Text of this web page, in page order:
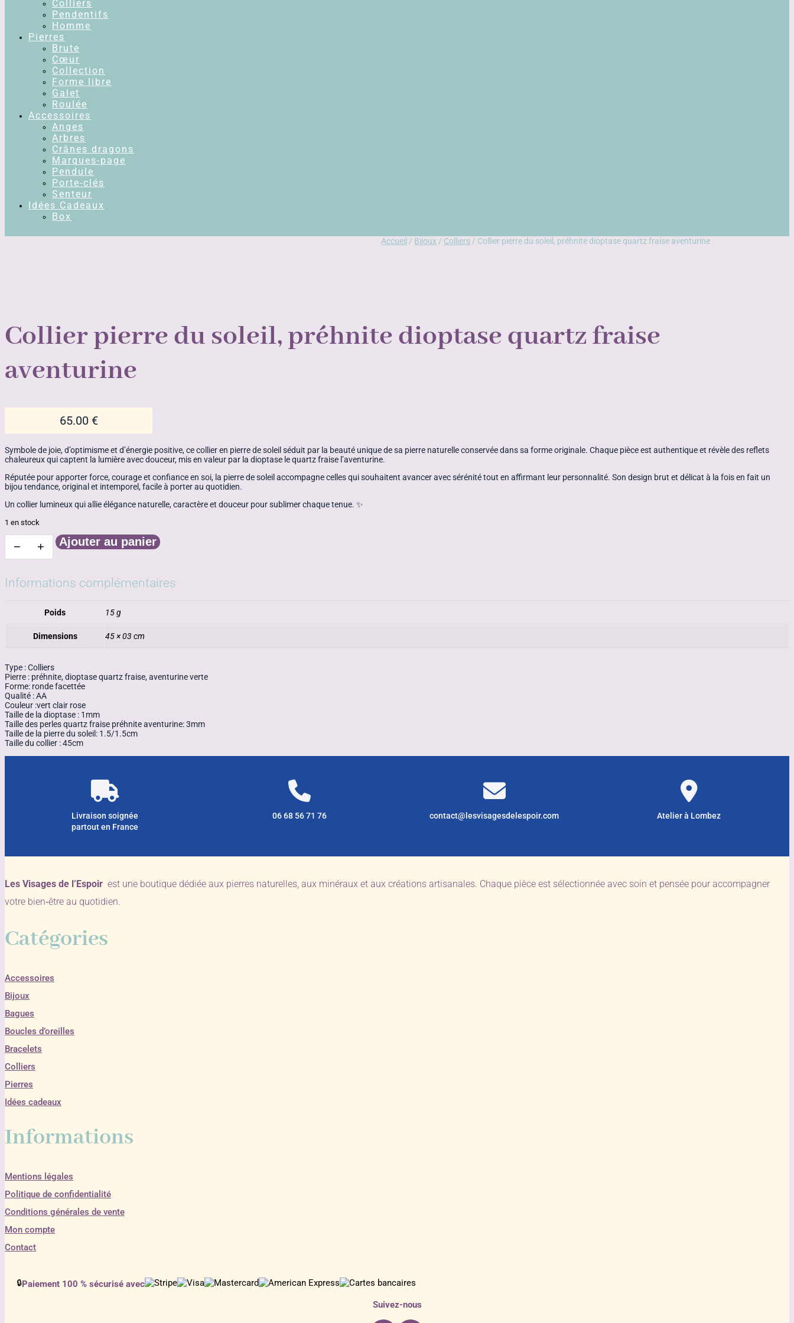
Colliers
Pendentifs
Homme
Pierres
Brute
Cœur
Collection
Forme libre
Galet
Roulée
Accessoires
Anges
Arbres
Crânes dragons
Marques-page
Pendule
Porte-clés
Senteur
Idées Cadeaux
Box
Accueil / Bijoux / Colliers / Collier pierre du soleil, préhnite dioptase quartz fraise aventurine
Collier pierre du soleil, préhnite dioptase quartz fraise
aventurine
65.00 €
Symbole de joie, d’optimisme et d’énergie positive, ce collier en pierre de soleil séduit par la beauté unique de sa pierre naturelle conservée dans sa forme originale. Chaque pièce est authentique et révèle des reflets
chaleureux qui captent la lumière avec douceur, mis en valeur par la dioptase le quartz fraise l’aventurine.
Réputée pour apporter force, courage et confiance en soi, la pierre de soleil accompagne celles qui souhaitent avancer avec sérénité tout en affirmant leur personnalité. Son design brut et délicat à la fois en fait un
bijou tendance, original et intemporel, facile à porter au quotidien.
Un collier lumineux qui allie élégance naturelle, caractère et douceur pour sublimer chaque tenue. ✨
1 en stock
−
quantité
de
pierre
du
quartz
+ Ajouter au panier
Informations complémentaires
Poids 15 g
Dimensions 45 × 03 cm
Type : Colliers
Pierre : préhnite, dioptase quartz fraise, aventurine verte
Forme: ronde facettée
Qualité : AA
Couleur :vert clair rose
Taille de la dioptase : 1mm
Taille des perles quartz fraise préhnite aventurine: 3mm
Taille de la pierre du soleil: 1.5/1.5cm
Taille du collier : 45cm
Livraison soignée
partout en France
06 68 56 71 76 contact@lesvisagesdelespoir.com Atelier à Lombez
Les Visages de l’Espoir est une boutique dédiée aux pierres naturelles, aux minéraux et aux créations artisanales. Chaque pièce est sélectionnée avec soin et pensée pour accompagner
votre bien‑être au quotidien.
Catégories
Accessoires
Bijoux
Bagues
Boucles d’oreilles
Bracelets
Colliers
Pierres
Idées cadeaux
Informations
Mentions légales
Politique de confidentialité
Conditions générales de vente
Mon compte
Contact
🔒Paiement 100 % sécurisé avec
Suivez-nous